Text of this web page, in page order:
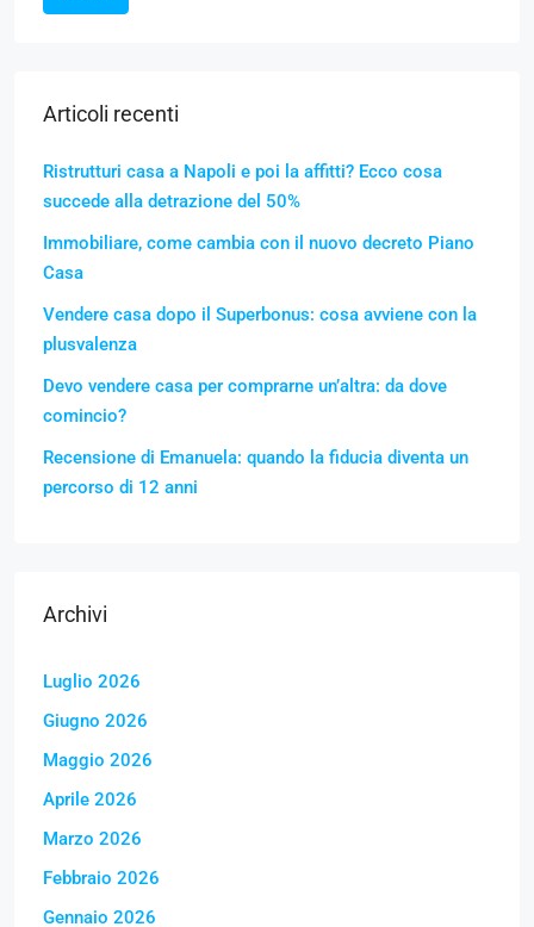
Articoli recenti
Ristrutturi casa a Napoli e poi la affitti? Ecco cosa
succede alla detrazione del 50%
Immobiliare, come cambia con il nuovo decreto Piano
Casa
Vendere casa dopo il Superbonus: cosa avviene con la
plusvalenza
Devo vendere casa per comprarne un’altra: da dove
comincio?
Recensione di Emanuela: quando la fiducia diventa un
percorso di 12 anni
Archivi
Luglio 2026
Giugno 2026
Maggio 2026
Aprile 2026
Marzo 2026
Febbraio 2026
Gennaio 2026